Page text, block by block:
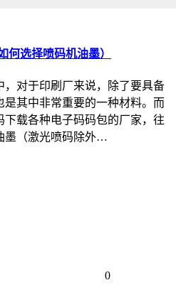
何选择喷码机油墨）
，对于印刷厂来说，除了要具备
是其中非常重要的一种材料。而
下载各种电子码码包的厂家，往
墨（激光喷码除外…
0